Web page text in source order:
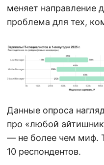
меняет направление
проблема для тех,
Данные опроса
про «любой
— не более чем миф.
10 респондентов.